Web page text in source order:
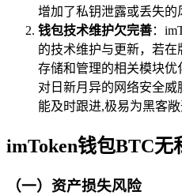
增加了私钥泄露或丢失的
钱包技术维护欠完善：
的技术维护与更新，若
存储和管理的相关模块
对日新月异的网络安全
能及时跟进,极易为黑客敞
imToken钱包BTC无
（一）资产损失风险